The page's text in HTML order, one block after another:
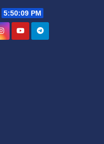
5:50:10 PM